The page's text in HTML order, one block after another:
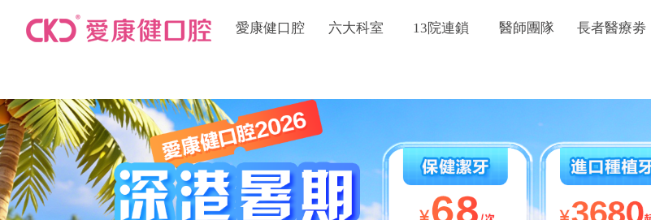
愛康健口腔 六大科室 13院連鎖 醫師團隊 長者醫療劵